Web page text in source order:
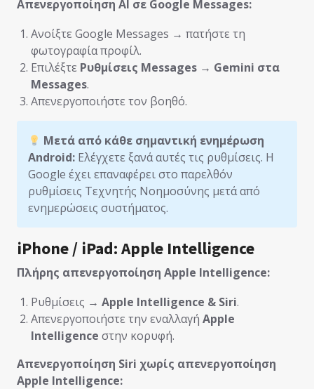
Απενεργοποίηση AI σε Google Messages:
Ανοίξτε Google Messages → πατήστε τη
φωτογραφία προφίλ.
Επιλέξτε Ρυθμίσεις Messages → Gemini στα
Messages.
Απενεργοποιήστε τον βοηθό.
Μετά από κάθε σημαντική ενημέρωση
Android: Ελέγχετε ξανά αυτές τις ρυθμίσεις. Η
Google έχει επαναφέρει στο παρελθόν
ρυθμίσεις Τεχνητής Νοημοσύνης μετά από
ενημερώσεις συστήματος.
iPhone / iPad: Apple Intelligence
Πλήρης απενεργοποίηση Apple Intelligence:
Ρυθμίσεις → Apple Intelligence & Siri.
Απενεργοποιήστε την εναλλαγή Apple
Intelligence στην κορυφή.
Απενεργοποίηση Siri χωρίς απενεργοποίηση
Apple Intelligence: